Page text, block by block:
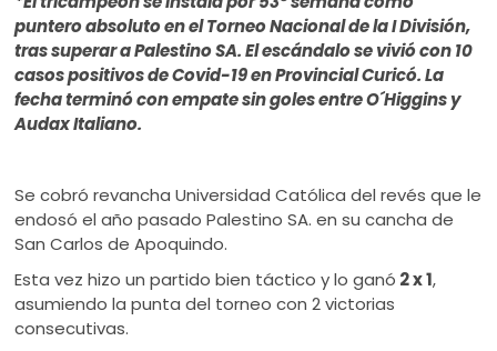
ú
puntero absoluto en el Torneo Nacional de la I División,
tras superar a Palestino SA. El escándalo se vivió con 10
casos positivos de Covid-19 en Provincial Curicó. La
fecha terminó con empate sin goles entre O´Higgins y
Audax Italiano.
Se cobró revancha Universidad Católica del revés que le
endosó el año pasado Palestino SA. en su cancha de
San Carlos de Apoquindo.
Esta vez hizo un partido bien táctico y lo ganó 2 x 1,
asumiendo la punta del torneo con 2 victorias
consecutivas.